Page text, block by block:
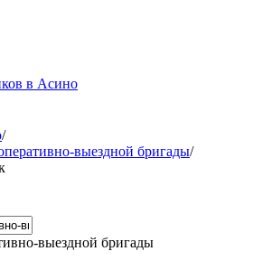
в Асино
/
выездной бригады/
выездной бригады